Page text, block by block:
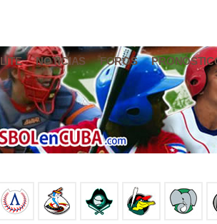
NOTICIAS FOROS